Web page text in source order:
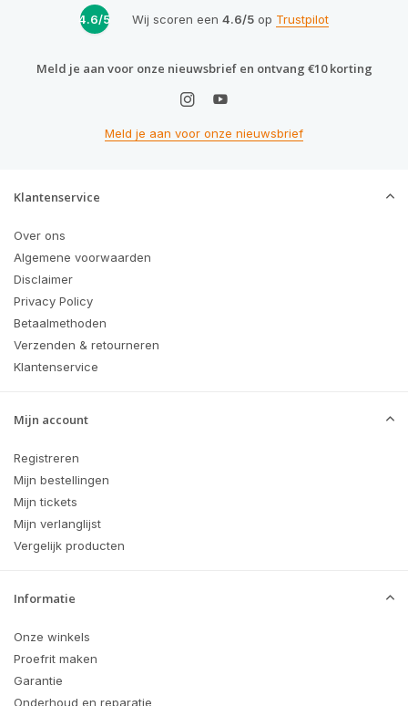
4.6/5 Wij scoren een 4.6/5op Trustpilot
Meld je aan voor onze nieuwsbrief en ontvang €10 korting
Meld je aan voor onze nieuwsbrief
Klantenservice
Over ons
Algemene voorwaarden
Disclaimer
Privacy Policy
Betaalmethoden
Verzenden & retourneren
Klantenservice
Mijn account
Registreren
Mijn bestellingen
Mijn tickets
Mijn verlanglijst
Vergelijk producten
Informatie
Onze winkels
Proefrit maken
Garantie
Onderhoud en reparatie